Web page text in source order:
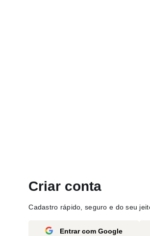
Criar conta
Cadastro rápido, seguro e do seu
Entrar com Google